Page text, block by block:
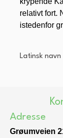
relativt fort.
istedenfor
Latinsk navn
Adresse
Grøumveien